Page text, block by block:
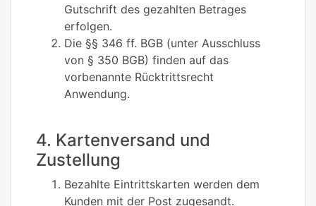
Gutschrift des gezahlten Betrages
erfolgen.
Die §§ 346 ff. BGB (unter Ausschluss
von § 350 BGB) finden auf das
vorbenannte Rücktrittsrecht
Anwendung.
4. Kartenversand und
Zustellung
Bezahlte Eintrittskarten werden dem
Kunden mit der Post zugesandt.